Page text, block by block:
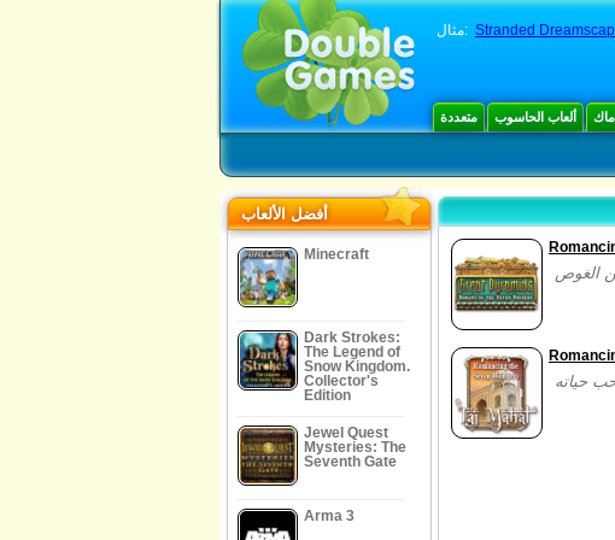
مثال: Stranded
متعددة ألعاب الحاسوب ماك
أفضل الألعاب
Minecraft
Dark Strokes:
The Legend of
Snow Kingdom.
Collector's
Edition
Jewel Quest
Mysteries: The
Seventh Gate
Arma 3